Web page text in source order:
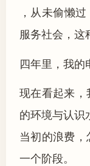
，从未偷懒
服务社会，这
四年里，我的
现在看起来，
的环境与认识
当初的浪费，
一个阶段。